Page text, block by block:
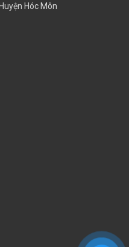
Hóc Môn